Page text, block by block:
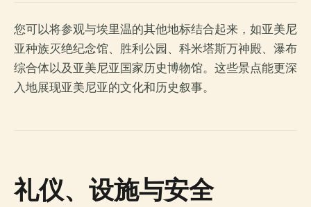
您可以将参观与埃里温的其他地标结合起来，如亚美尼
亚种族灭绝纪念馆、胜利公园、科米塔斯万神殿、瀑布
综合体以及亚美尼亚国家历史博物馆。这些景点能更深
入地展现亚美尼亚的文化和历史叙事。
礼仪、设施与安全